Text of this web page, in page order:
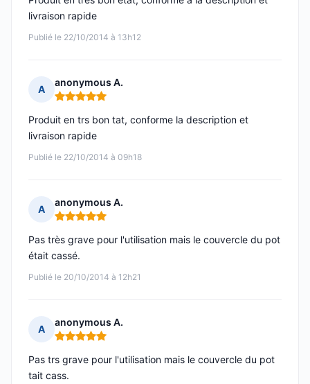
Publié le 22/10/2014 à 13h12
livraison rapide
A
anonymous A.
Note : 5 sur 5
Publié le 22/10/2014 à 09h18
Produit en trs bon tat, conforme la description et
livraison rapide
A
anonymous A.
Note : 5 sur 5
Publié le 20/10/2014 à 12h21
Pas très grave pour l'utilisation mais le couvercle du pot
était cassé.
A
anonymous A.
Note : 5 sur 5
Pas trs grave pour l'utilisation mais le couvercle du pot
tait cass.